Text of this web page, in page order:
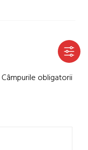
Câmpurile obligatorii